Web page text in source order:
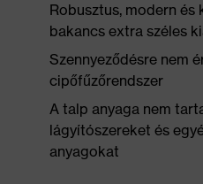
Robusztus, modern és
bakancs extra széles
Szennyeződésre nem
cipőfűzőrendszer
A talp anyaga nem
lágyítószereket és
anyagokat